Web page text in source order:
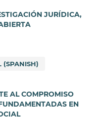
JURÍDICA,
(SPANISH)
AL COMPROMISO
EN